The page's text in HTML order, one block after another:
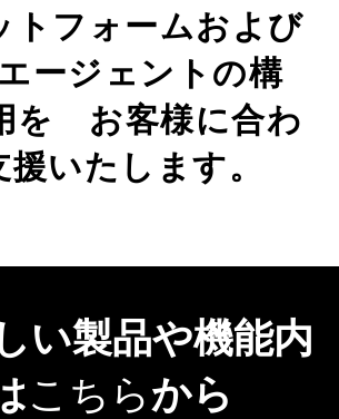
トフォームおよび
ージェントの構
を お客様に合わ
援いたします。
い製品や機能内
こちらから